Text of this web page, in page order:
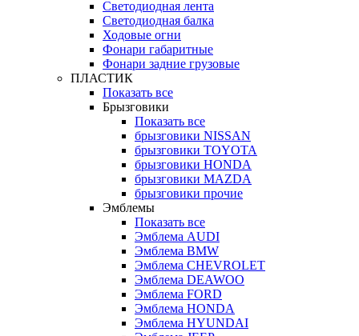
Светодиодная лента
Светодиодная балка
Ходовые огни
Фонари габаритные
Фонари задние грузовые
ПЛАСТИК
Показать все
Брызговики
Показать все
брызговики NISSAN
брызговики TOYOTA
брызговики HONDA
брызговики MAZDA
брызговики прочие
Эмблемы
Показать все
Эмблема AUDI
Эмблема BMW
Эмблема CHEVROLET
Эмблема DEAWOO
Эмблема FORD
Эмблема HONDA
Эмблема HYUNDAI